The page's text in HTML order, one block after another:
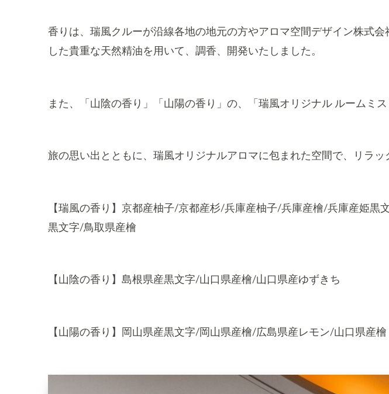
香りは、瑞風クルーが沿線各地の地元の方やアロマ空間デザイン株式
した貴重な天然精油を用いて、調香、開発いたしました。
また、「山陰の香り」「山陽の香り」の、「瑞風オリジナル ルームミ
旅の思い出とともに、瑞風オリジナルアロマに包まれた空間で、リラ
【瑞風の香り】京都産柚子/京都産杉/兵庫産柚子/兵庫産檜/兵庫産姫黒
黒文字/鳥取県産檜
【山陰の香り】島根県産黒文字/山口県産檜/山口県産ゆずきち
【山陽の香り】岡山県産黒文字/岡山県産檜/広島県産レモン/山口県産檜